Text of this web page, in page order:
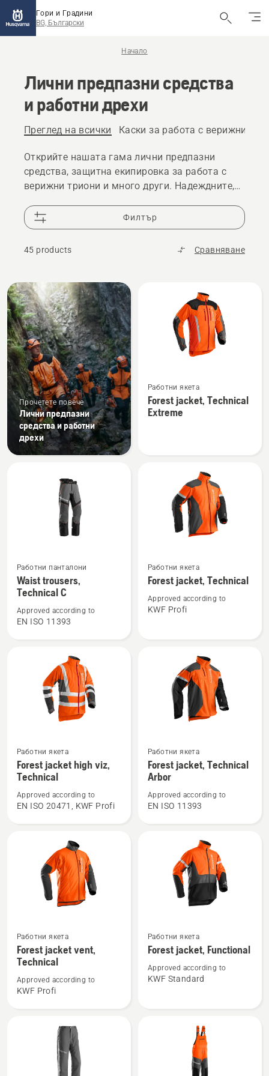
Гори и Градини
BG, Български
Начало
Лични предпазни средства
и работни дрехи
Преглед на всички Каски за работа с верижни
Открийте нашата гама лични предпазни
средства, защитна екипировка за работа с
верижни триони и много други. Надеждните,
подготвени за всяко предизвикателство.
Филтър
45 products Сравняване
All
products
Прочетете повече
Лични предпазни
средства и работни
дрехи
повече
подробности
за
Работни якета
Forest jacket, Technical
Extreme
повече
подробности
Waist
Работни панталони
Waist trousers,
Technical C
Approved according to
EN ISO 11393
повече
подробности
за
Forest
Работни якета
Forest jacket, Technical
Approved according to
KWF Profi
повече
подробности
Forest
Technical
Работни якета
Forest jacket high viz,
Technical
Approved according to
EN ISO 20471, KWF Profi
повече
подробности
Forest
Работни якета
Forest jacket, Technical
Arbor
Approved according to
EN ISO 11393
повече
подробности
Forest
Работни якета
Forest jacket vent,
Technical
Approved according to
KWF Profi
повече
подробности
за
Forest
Работни якета
Forest jacket, Functional
Approved according to
KWF Standard